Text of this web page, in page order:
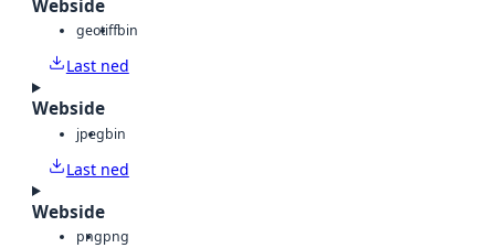
Webside
geotiffbin
Last ned
Webside
jpegbin
Last ned
Webside
pngpng